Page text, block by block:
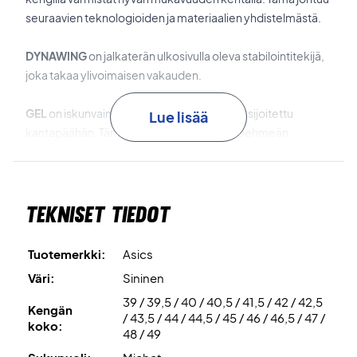
seuraavien teknologioiden ja materiaalien yhdistelmästä.
DYNAWINGon jalkaterän ulkosivulla oleva stabilointitekijä,
joka takaa ylivoimaisen vakauden.
GEL on iskunvaimennusteknologia, joka on sijoitettu
kantapäähän. Tämän GEL-teknologian ja pehmeän
AHARPLUSon kestävä ja liukastumaton materiaali, jota on
kestävyyttä tällä alueella.
Lopuksi, nämä ovat Allcourt kengät, mikä tekee niistä
ihanteelliset kaikille tennis- ja padelkentille!
Lue lisää
Tekniset tiedot
Tuotemerkki:
Asics
Väri:
Sininen
Kengän
koko:
39 / 39,5 / 40 / 40,5 / 41,5 / 42 / 42,5
/ 43,5 / 44 / 44,5 / 45 / 46 / 46,5 / 47 /
48 / 49